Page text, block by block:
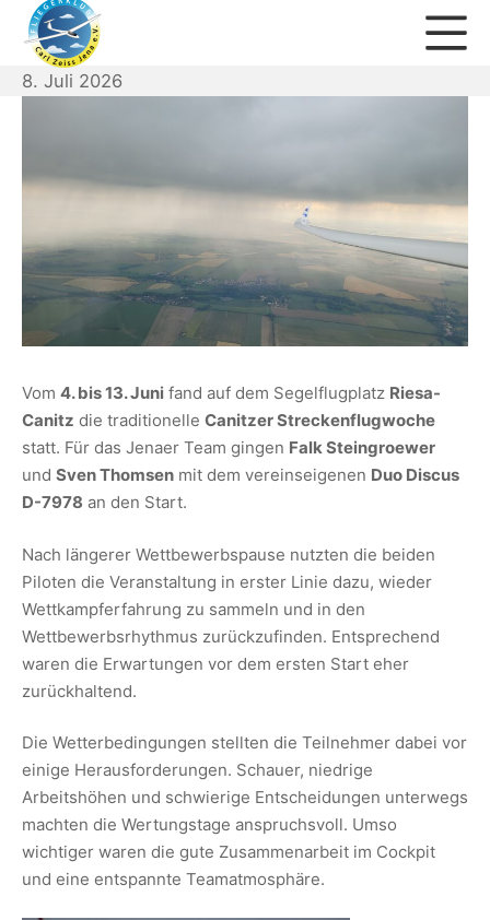
Zum
Inhalt
springen
Fliegerklub Carl Zeiss Jena
8. Juli 2026
Vom 4. bis 13. Juni fand auf dem Segelflugplatz Riesa-
Canitz die traditionelle Canitzer Streckenflugwoche
statt. Für das Jenaer Team gingen Falk Steingroewer
und Sven Thomsen mit dem vereinseigenen Duo Discus
D-7978 an den Start.
Nach längerer Wettbewerbspause nutzten die beiden
Piloten die Veranstaltung in erster Linie dazu, wieder
Wettkampferfahrung zu sammeln und in den
Wettbewerbsrhythmus zurückzufinden. Entsprechend
waren die Erwartungen vor dem ersten Start eher
zurückhaltend.
Die Wetterbedingungen stellten die Teilnehmer dabei vor
einige Herausforderungen. Schauer, niedrige
Arbeitshöhen und schwierige Entscheidungen unterwegs
machten die Wertungstage anspruchsvoll. Umso
wichtiger waren die gute Zusammenarbeit im Cockpit
und eine entspannte Teamatmosphäre.